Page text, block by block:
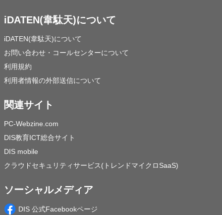
iDATEN(韋駄天)について
iDATEN(韋駄天)について
お問い合わせ・コールセンターについて
利用規約
利用者情報の外部送信について
関連サイト
PC-Webzine.com
DIS教育ICT総合サイト
DIS mobile
クラウドセキュリティサービス(トレンドマイクロSaaS)
ソーシャルメディア
DIS 公式Facebookページ